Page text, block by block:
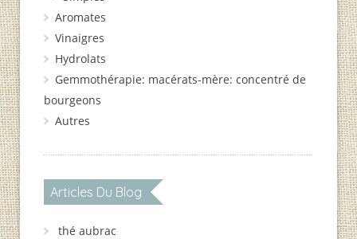
Aromates
Vinaigres
Hydrolats
Gemmothérapie: macérats-mère: concentré de
bourgeons
Autres
Articles Du Blog
thé aubrac